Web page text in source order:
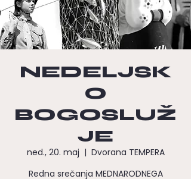
NEDELJSK
O
BOGOSLUŽ
JE
ned., 20. maj
  |
Dvorana TEMPERA
Redna srečanja MEDNARODNEGA